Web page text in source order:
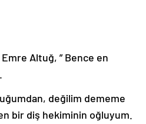
Altuğ, ” Bence en
değilim dememe
bir diş hekiminin oğluyum.